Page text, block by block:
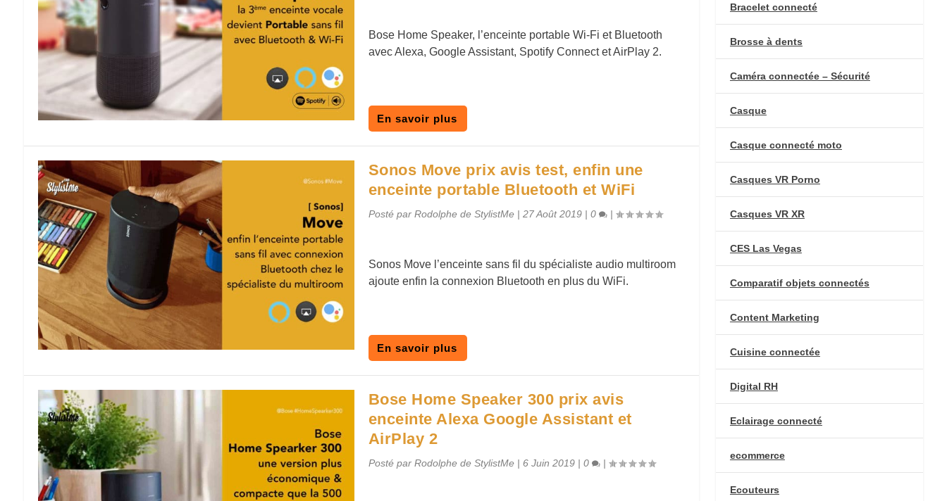
Bose Home Speaker, l’enceinte portable Wi-Fi et Bluetooth
avec Alexa, Google Assistant, Spotify Connect et AirPlay 2.
En savoir plus
Sonos Move prix avis test, enfin une
enceinte portable Bluetooth et WiFi
Posté par Rodolphe de StylistMe| 27 Août 2019| 0 |
Sonos Move l’enceinte sans fil du spécialiste audio multiroom
ajoute enfin la connexion Bluetooth en plus du WiFi.
En savoir plus
Bose Home Speaker 300 prix avis
enceinte Alexa Google Assistant et
AirPlay 2
Posté par Rodolphe de StylistMe| 6 Juin 2019| 0 |
Bracelet connecté
Brosse à dents
Caméra connectée – Sécurité
Casque
Casque connecté moto
Casques VR Porno
Casques VR XR
CES Las Vegas
Comparatif objets connectés
Content Marketing
Cuisine connectée
Digital RH
Eclairage connecté
ecommerce
Ecouteurs